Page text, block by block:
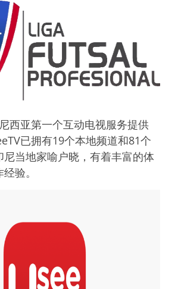
西亚第一个互动电视服务提供
已拥有19个本地频道和81个
尼当地家喻户晓，有着丰富的体
验。